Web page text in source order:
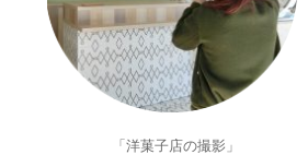
「洋菓子店の撮影」